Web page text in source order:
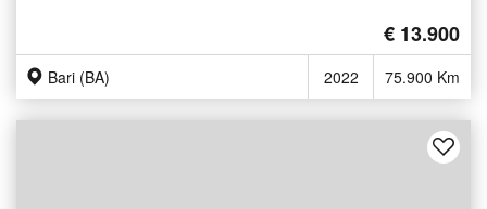
€ 13.900
Bari (BA) 2022 75.900 Km